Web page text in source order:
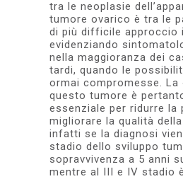
tra le neoplasie
tumore ovarico è tra le
di più difficile approccio
evidenziando
nella maggioranza dei
tardi, quando le
ormai compromesse. La
questo tumore è
essenziale per ridurre la
migliorare la qualità
infatti se la diagnosi
stadio dello sviluppo
sopravvivenza a 5 anni
mentre al III e IV stadio